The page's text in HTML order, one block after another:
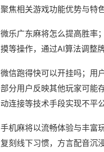
聚焦相关游戏功能优势与特色
微乐广东麻将怎么提高胜率
摸等操作，通过AI算法调整
微信跑得快可以开挂吗；用
部分用户反映其他玩家可能
动连接等技术手段实现不平
手机麻将以流畅体验与丰富
复刻线下习惯，方言配音沉